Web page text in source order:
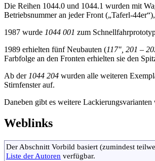
Die Reihen 1044.0 und 1044.1 wurden mit
Betriebsnummer an jeder Front („Taferl-
1987 wurde 1044 001 zum
1989 erhielten fünf Neubauten (117″, 201 –
Farbfolge an den Fronten erhielten sie den
Ab der 1044 204 wurden alle weiteren
Stirnfenster auf.
Daneben gibt es weitere
Weblinks
Der Abschnitt Vorbild basiert (zumindest
Liste der Autoren verfügbar.